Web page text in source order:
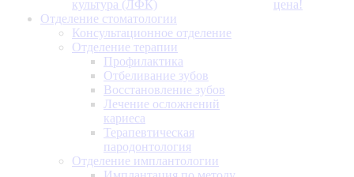
культура (ЛФК)
Отделение стоматологии
Консультационное отделение
Отделение терапии
Профилактика
Отбеливание зубов
Восстановление зубов
Лечение осложнений
кариеса
Терапевтическая
пародонтология
Отделение имплантологии
цена!